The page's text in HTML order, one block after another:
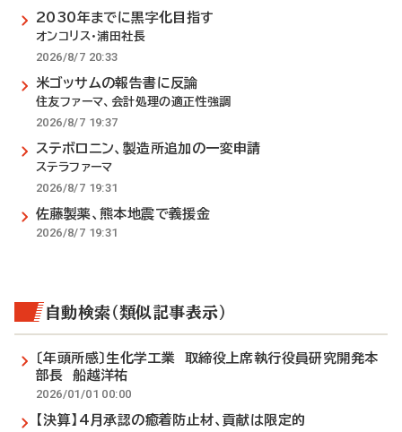
2030年までに黒字化目指す
オンコリス・浦田社長
2026/8/7 20:33
米ゴッサムの報告書に反論
住友ファーマ、会計処理の適正性強調
2026/8/7 19:37
ステボロニン、製造所追加の一変申請
ステラファーマ
2026/8/7 19:31
佐藤製薬、熊本地震で義援金
2026/8/7 19:31
自動検索（類似記事表示）
〔年頭所感〕生化学工業 取締役上席執行役員研究開発本
部長 船越洋祐
2026/01/01 00:00
【決算】4月承認の癒着防止材、貢献は限定的